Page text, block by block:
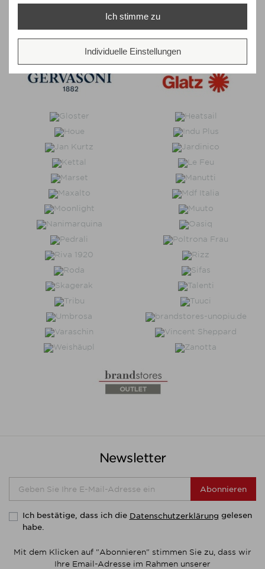
Newsletter
Abonnieren
Ich bestätige, dass ich die Datenschutzerklärung gelesen
habe.
Mit dem Klicken auf "Abonnieren" stimmen Sie zu, dass wir
Ihre Email-Adresse im Rahmen unserer
Ich stimme zu
Individuelle Einstellungen